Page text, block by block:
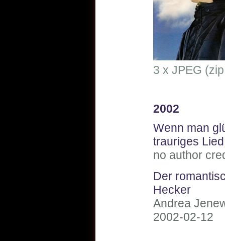
3 x JPEG
2002
Wenn man
trauriges
no author
Der
Hecker
Andrea
2002-02-12